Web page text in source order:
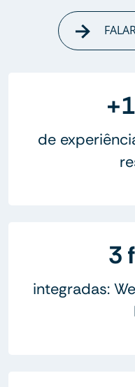
de
3
integradas: